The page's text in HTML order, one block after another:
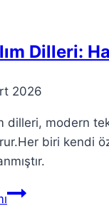
Dilleri:
2026
dilleri, modern
biri kendi
Yazılım